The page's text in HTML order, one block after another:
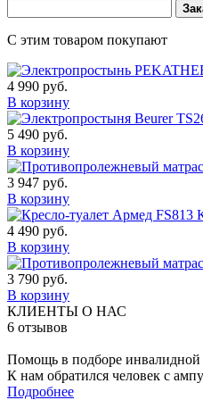
С этим товаром покупают
4 990 руб.
В корзину
5 490 руб.
В корзину
3 947 руб.
В корзину
4 490 руб.
В корзину
3 790 руб.
В корзину
КЛИЕНТЫ О НАС
6 отзывов
Помощь в подборе инвалидной
К нам обратился человек с
Подробнее